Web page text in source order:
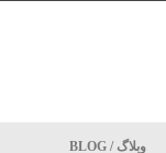
وبلاگ / BLOG